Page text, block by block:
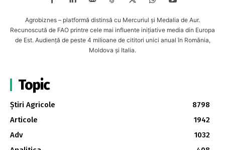
Agrobiznes – platformă distinsă cu Mercuriul și Medalia de Aur.
Recunoscută de FAO printre cele mai influente inițiative media din Europa
de Est. Audiență de peste 4 milioane de cititori unici anual în România,
Moldova și Italia.
Topic
Știri Agricole
8798
Articole
1942
Adv
1032